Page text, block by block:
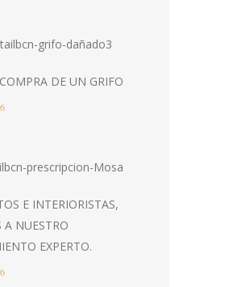
DE UN GRIFO
E INTERIORISTAS,
A NUESTRO
EXPERTO.